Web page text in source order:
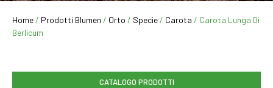
Home / Prodotti Blumen / Orto / Specie / Carota / Carota Lunga Di
Berlicum
CATALOGO PRODOTTI